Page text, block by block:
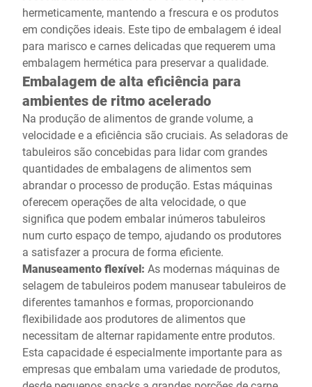
hermeticamente, mantendo a frescura e os produtos
em condições ideais. Este tipo de embalagem é ideal
para marisco e carnes delicadas que requerem uma
embalagem hermética para preservar a qualidade.
Embalagem de alta eficiência para
ambientes de ritmo acelerado
Na produção de alimentos de grande volume, a
velocidade e a eficiência são cruciais. As seladoras de
tabuleiros são concebidas para lidar com grandes
quantidades de embalagens de alimentos sem
abrandar o processo de produção. Estas máquinas
oferecem operações de alta velocidade, o que
significa que podem embalar inúmeros tabuleiros
num curto espaço de tempo, ajudando os produtores
a satisfazer a procura de forma eficiente.
Manuseamento flexível: As modernas máquinas de
selagem de tabuleiros podem manusear tabuleiros de
diferentes tamanhos e formas, proporcionando
flexibilidade aos produtores de alimentos que
necessitam de alternar rapidamente entre produtos.
Esta capacidade é especialmente importante para as
empresas que embalam uma variedade de produtos,